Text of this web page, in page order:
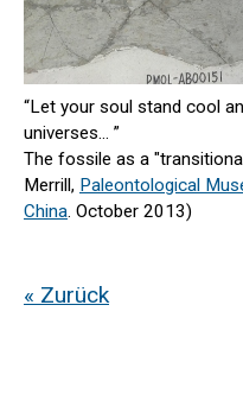
“Let your soul stand cool
universes... ”
The fossile as a
Merrill, Paleontological
China. October 2013)
« Zurück